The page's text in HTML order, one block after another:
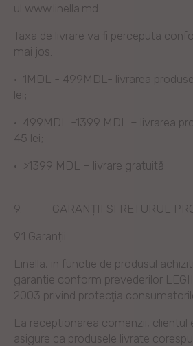
ul www.linella.md.
Taxa de livrare va fi perceputa
mai jos:
· 1MDL - 499MDL- livrarea
lei;
· 499MDL -1399 MDL – livrarea
45 lei;
· >1399 MDL – livrare gratuită
9. GARANȚII SI RETURUL
9.1 Garanții
Linella, in functie de produsul
garantie conform prevederilor
2003 privind protecţia
La receptionarea comenzii, clientul
asigure ca produsele livrate